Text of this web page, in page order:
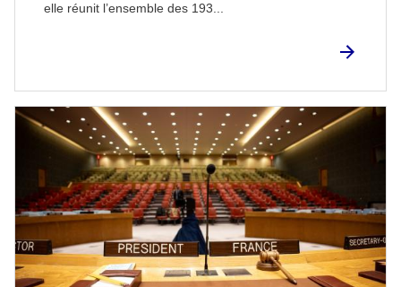
elle réunit l’ensemble des 193...